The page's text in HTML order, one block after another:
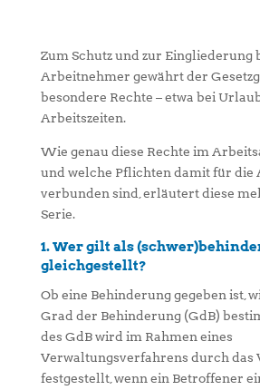
Zum Schutz und zur Eingliederung
Arbeitnehmer gewährt der
besondere Rechte – etwa bei
Arbeitszeiten.
Wie genau diese Rechte im
und welche Pflichten damit für die
verbunden sind, erläutert diese
Serie.
1. Wer gilt als
gleichgestellt?
Ob eine Behinderung gegeben ist,
Grad der Behinderung (GdB)
des GdB wird im Rahmen eines
Verwaltungsverfahrens durch das
festgestellt, wenn ein Betroffener